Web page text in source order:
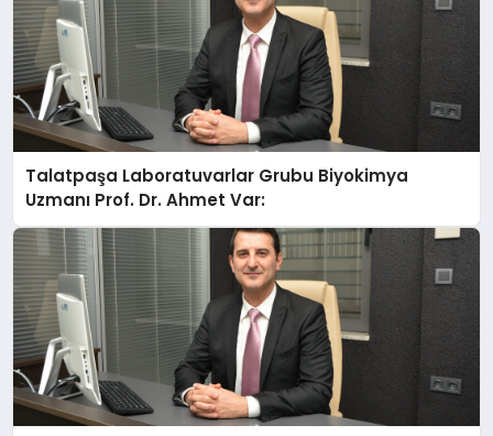
Talatpaşa Laboratuvarlar Grubu Biyokimya
Uzmanı Prof. Dr. Ahmet Var: